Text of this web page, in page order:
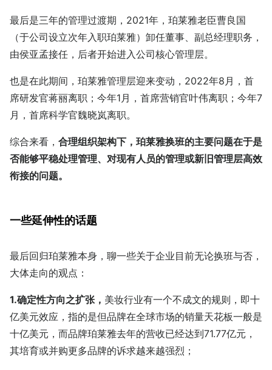
最后是三年的管理过渡期，2021年，珀莱雅老臣曹良国
（于公司设立次年入职珀莱雅）卸任董事、副总经理职务，
由侯亚孟接任，后者开始进入公司核心管理层。
也是在此期间，珀莱雅管理层迎来变动，2022年8月，首
席研发官蒋丽离职；今年1月，首席营销官叶伟离职；今年7
月，首席科学官魏晓岚离职。
综合来看， 合理组织架构下，珀莱雅换班的主要问题在于是
否能够平稳处理管理、对现有人员的管理或新旧管理层高效
衔接的问题。
一些延伸性的话题
最后回归珀莱雅本身，聊一些关于企业目前无论换班与否，
大体走向的观点：
1.确定性方向之扩张， 美妆行业有一个不成文的规则，即十
亿美元效应，指的是但品牌在全球市场的销量天花板一般是
十亿美元，而品牌珀莱雅去年的营收已经达到71.77亿元，
其培育或并购更多品牌的诉求越来越强烈；